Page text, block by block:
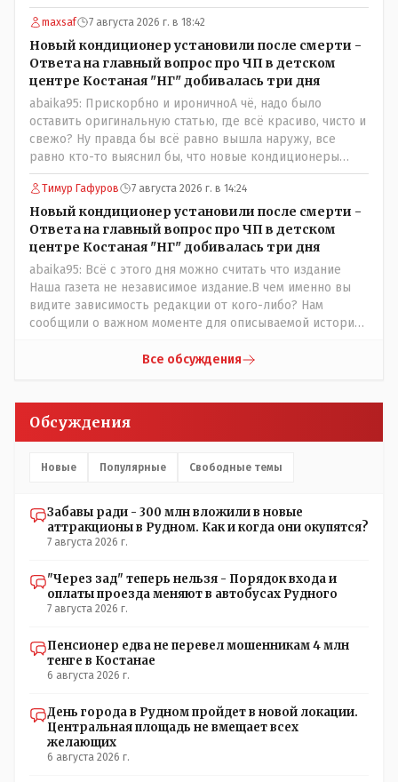
усилия некоего блогера и 50 примкнувших к нему кучки
рудненских манкуртов. По традиции нашего пенсионера
завершу свой комент строками из советской песни:
"...это наша с тобою страна- это наша с тобой
биография...."
maxsaf 7 августа 2026 г. в 18:42
Новый кондиционер установили после смерти -
Ответа на главный вопрос про ЧП в детском
центре Костаная "НГ" добивалась три дня
abaika95: Прискорбно и ироничноА чё, надо было
оставить оригинальную статью, где всё красиво, чисто и
свежо? Ну правда бы всё равно вышла наружу, все
равно кто-то выяснил бы, что новые кондиционеры
установлены ПОСЛЕ смерти ребенка. Или тебе такой
вариант не нравится? Ты вообще на чьей стороне в этой
истории? Прискорбно и иронично то, что кондиционеры
заменили после происшествия, и уже после этого
пустили журналистов посмотреть, типа у нас всё
хорошо, смотрите, мальчик просто больной был.
Тимур Гафуров 7 августа 2026 г. в 14:24
Новый кондиционер установили после смерти -
Ответа на главный вопрос про ЧП в детском
центре Костаная "НГ" добивалась три дня
abaika95: Всё с этого дня можно считать что издание
Наша газета не независимое издание.В чем именно вы
видите зависимость редакции от кого-либо? Нам
сообщили о важном моменте для описываемой истории.
исследованием на такие вопрос от любого читателя.
потом продолжать тему. если выяснятся новые
обстоятельства.
Все обсуждения
Обсуждения
Новые Популярные Свободные темы
Забавы ради - 300 млн вложили в новые
аттракционы в Рудном. Как и когда они окупятся?
7 августа 2026 г.
"Через зад" теперь нельзя - Порядок входа и
оплаты проезда меняют в автобусах Рудного
7 августа 2026 г.
Пенсионер едва не перевел мошенникам 4 млн
тенге в Костанае
6 августа 2026 г.
День города в Рудном пройдет в новой локации.
Центральная площадь не вмещает всех
желающих
6 августа 2026 г.